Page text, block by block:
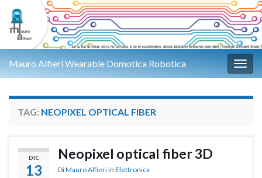
Mauro Alfieri Wearable Domotica Robotica
TAG: NEOPIXEL OPTICAL FIBER
DIC
13
Neopixel optical fiber 3D
DiMauro Alfieri in Elettronica